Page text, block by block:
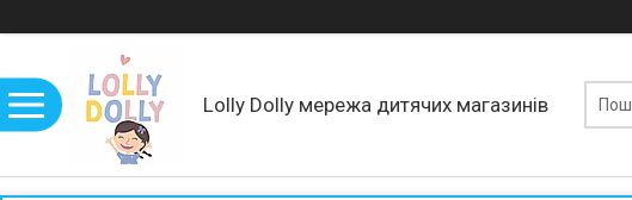
Lolly Dolly мережа дитячих магазинів